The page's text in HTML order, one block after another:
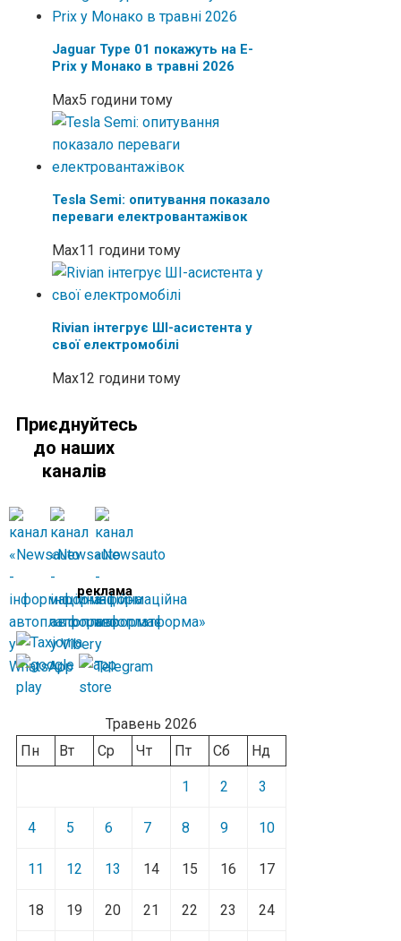
Jaguar Type 01 покажуть на E-
Prix у Монако в травні 2026
Max5 години тому
Tesla Semi: опитування показало
переваги електровантажівок
Max11 години тому
Rivian інтегрує ШІ-асистента у
свої електромобілі
Max12 години тому
Приєднуйтесь
до наших
каналів
реклама
Травень 2026
Пн
Вт Ср Чт Пт Сб Нд
1 2 3
4 5 6 7 8 9 10
11 12 13 14 15 16 17
18 19 20 21 22 23 24